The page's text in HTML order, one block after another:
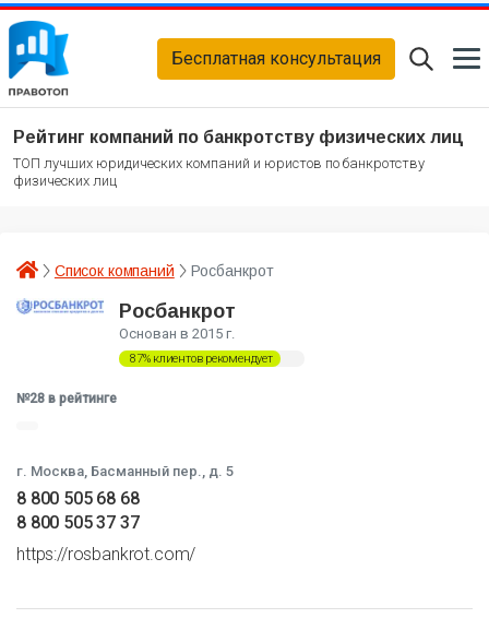
Бесплатная консультация
Рейтинг компаний по банкротству физических лиц
ТОП лучших юридических компаний и юристов по банкротству
физических лиц
Список компаний Росбанкрот
Росбанкрот
Основан в 2015 г.
87% клиентов рекомендует
№28 в рейтинге
г. Москва, Басманный пер., д. 5
8 800 505 68 68
8 800 505 37 37
https://rosbankrot.com/